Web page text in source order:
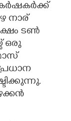
കർഷകർക്ക്
നാര്
ടൺ
ഒരു